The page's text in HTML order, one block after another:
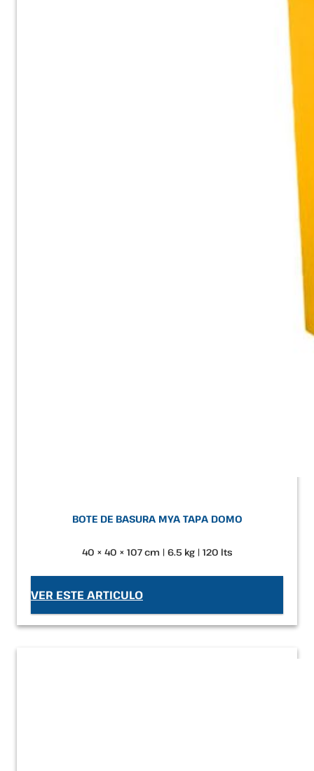
BOTE DE BASURA MYA TAPA DOMO
40 × 40 × 107 cm | 6.5 kg | 120 lts
VER ESTE ARTICULO